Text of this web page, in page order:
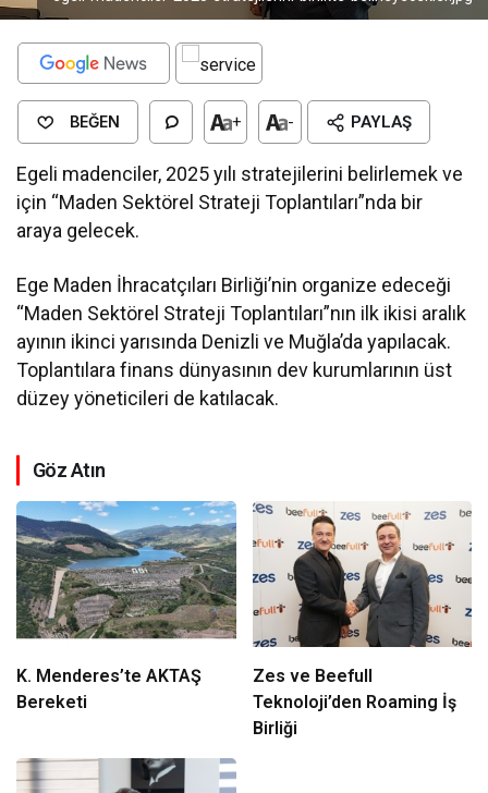
BEĞEN + - PAYLAŞ
Egeli madenciler, 2025 yılı stratejilerini belirlemek ve
için “Maden Sektörel Strateji Toplantıları”nda bir
araya gelecek.
Ege Maden İhracatçıları Birliği’nin organize edeceği
“Maden Sektörel Strateji Toplantıları”nın ilk ikisi aralık
ayının ikinci yarısında Denizli ve Muğla’da yapılacak.
Toplantılara finans dünyasının dev kurumlarının üst
düzey yöneticileri de katılacak.
Göz Atın
K. Menderes’te AKTAŞ
Bereketi
Zes ve Beefull
Teknoloji’den Roaming İş
Birliği